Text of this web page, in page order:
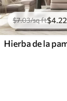
$7.03/sq ft$4.22